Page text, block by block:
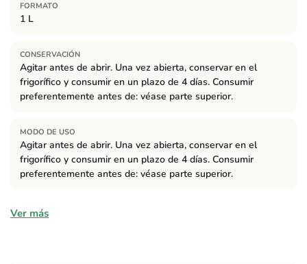
FORMATO
1 L
CONSERVACIÓN
Agitar antes de abrir. Una vez abierta, conservar en el
frigorífico y consumir en un plazo de 4 días. Consumir
preferentemente antes de: véase parte superior.
MODO DE USO
Agitar antes de abrir. Una vez abierta, conservar en el
frigorífico y consumir en un plazo de 4 días. Consumir
preferentemente antes de: véase parte superior.
Ingredientes
Ver más